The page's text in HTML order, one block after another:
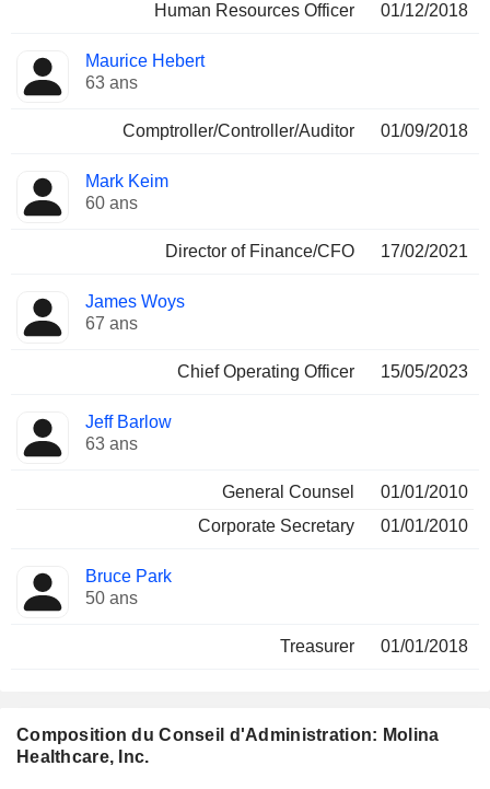
Human Resources Officer 01/12/2018
Maurice Hebert
63 ans
Comptroller/Controller/Auditor 01/09/2018
Mark Keim
60 ans
Director of Finance/CFO 17/02/2021
James Woys
67 ans
Chief Operating Officer 15/05/2023
Jeff Barlow
63 ans
General Counsel
01/01/2010
Corporate Secretary
01/01/2010
Bruce Park
50 ans
Treasurer 01/01/2018
Composition du Conseil d'Administration: Molina
Healthcare, Inc.